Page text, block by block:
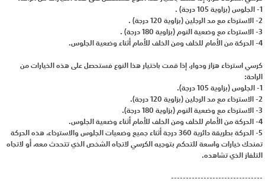
1- الجلوس (بزاوية 105 درجة) .
2- الاسترخاء مع مد الرجلين (بزاوية 120 درجة) .
3- الاسترخاء مع وضعية النوم (بزاوية 180 درجة) .
4- الحركة من الأمام للخلف ومن الخلف للأمام أثناء وضعية الجلوس.
كرسي استرخاء هزاز ودوار، إذا قمت باختيار هذا النوع فستحصل على هذه الخيارات من
الراحة:
1- الجلوس (بزاوية 105 درجة).
2- الاسترخاء مع مد الرجلين (بزاوية 120 درجة).
3- الاسترخاء مع وضعية النوم (بزاوية 180 درجة).
4- الحركة من الأمام للخلف ومن الخلف للأمام أثناء وضعية الجلوس.
5- الحركة بطريقة دائرية 360 درجة أثناء جميع وضعيات الجلوس والاسترخاء، هذه الحركة
تمنحك خيارات واسعة للتحكم بتوجيه الكرسي لاتجاه الشخص الذي تتحدث معه، أو لاتجاه
التلفاز الذي تشاهده.
-------------------------------